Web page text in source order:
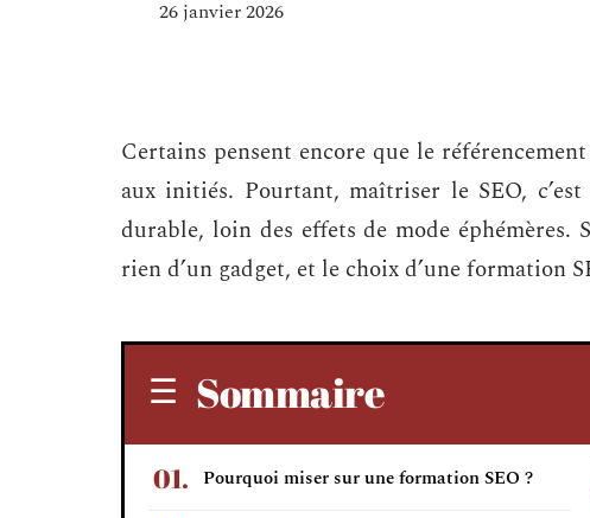
26 janvier 2026
Certains pensent encore que le
aux initiés. Pourtant, maîtriser le SEO,
durable, loin des effets de mode éphémères.
rien d’un gadget, et le choix d’une formation
Sommaire
Pourquoi miser sur une formation SEO ?